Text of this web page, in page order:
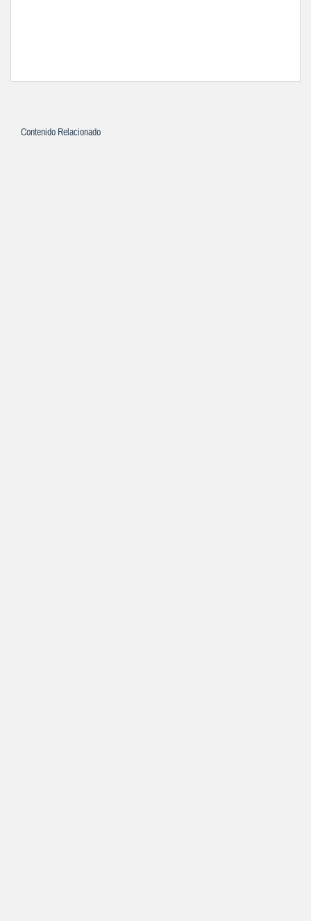
Contenido Relacionado